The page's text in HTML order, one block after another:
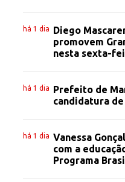
há 1 dia
Diego
promovem
nesta sexta-
há 1 dia
Prefeito de
candidatura
há 1 dia Vanessa
com a
Programa